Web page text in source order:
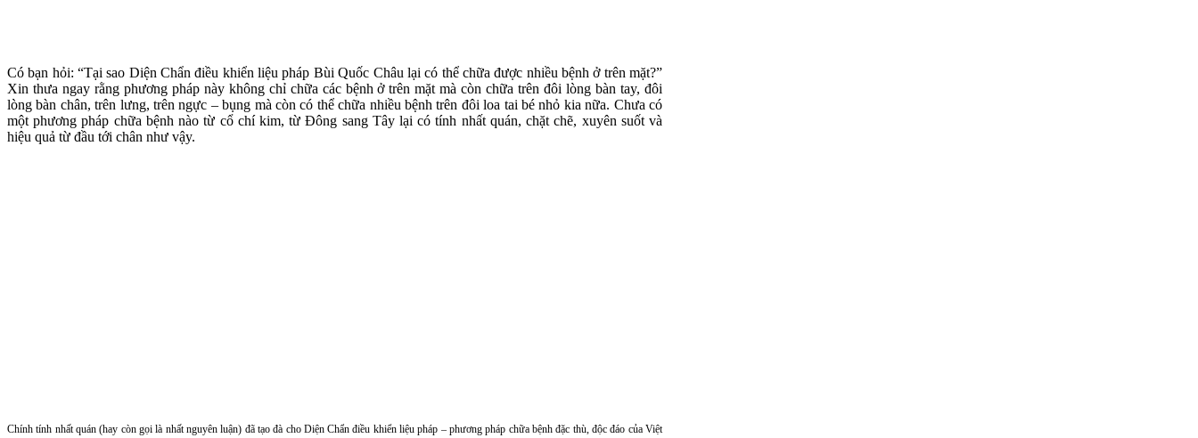
Có bạn hỏi: “Tại sao Diện Chẩn điều khiển liệu pháp Bùi Quốc Châu lại có thể chữa được nhiều bệnh ở trên mặt?”
Xin thưa ngay rằng phương pháp này không chỉ chữa các bệnh ở trên mặt mà còn chữa trên đôi lòng bàn tay, đôi
lòng bàn chân, trên lưng, trên ngực – bụng mà còn có thể chữa nhiều bệnh trên đôi loa tai bé nhỏ kia nữa. Chưa có
một phương pháp chữa bệnh nào từ cổ chí kim, từ Đông sang Tây lại có tính nhất quán, chặt chẽ, xuyên suốt và
hiệu quả từ đầu tới chân như vậy.
Chính tính nhất quán (hay còn gọi là nhất nguyên luận) đã tạo đà cho Diện Chẩn điều khiển liệu pháp – phương pháp chữa bệnh đặc thù, độc đáo của Việt